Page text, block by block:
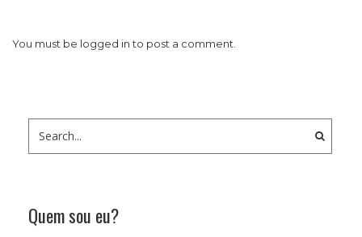
You must be logged into post a comment.
Quem sou eu?